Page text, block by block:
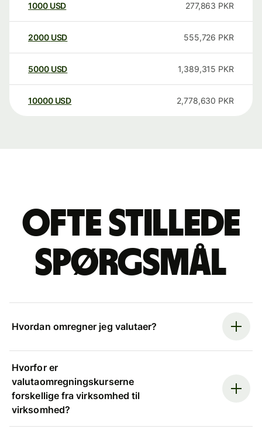
1000 USD 277,863 PKR
2000 USD 555,726 PKR
5000 USD 1,389,315 PKR
10000 USD 2,778,630 PKR
Ofte stillede
spørgsmål
Hvordan omregner jeg valutaer?
Hvorfor er
valutaomregningskurserne
forskellige fra virksomhed til
virksomhed?